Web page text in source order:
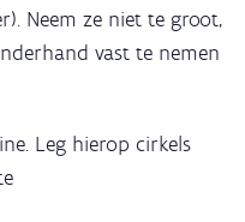
Neem ze niet te groot,
vast te nemen
Leg hierop cirkels